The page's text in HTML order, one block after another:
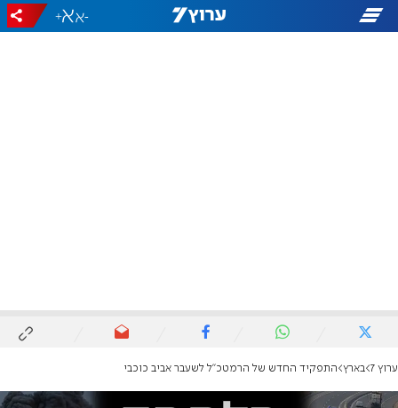
-
+
ערוץ 7 בארץ התפקיד החדש של הרמטכ"ל לשעבר אביב כוכבי